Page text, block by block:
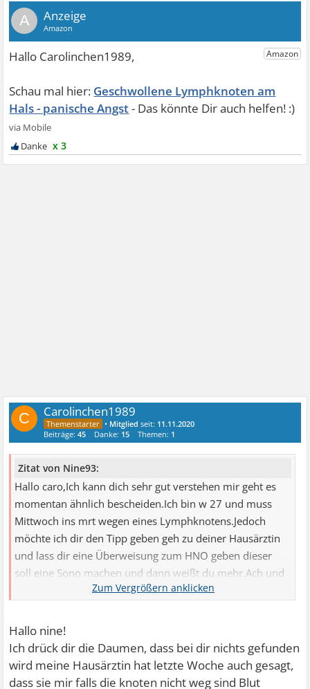
A
Geschwollene Lymphknoten am
Hals - panische Angst
x 3
C Carolinchen1989
• Mitglied seit: 11.11.2020
Beiträge:45 Danke: 15 Themen: 1
Zitat von Nine93:
Hallo caro,Ich kann dich sehr gut verstehen mir geht es
momentan ähnlich bescheiden.Ich bin w 27 und muss
Mittwoch ins mrt wegen eines Lymphknotens.Jedoch
möchte ich dir den Tipp geben geh zu deiner Hausärztin
und lass dir eine Überweisung zum HNO geben dieser
soll eine Sono machen und dann weißt du mehr.Ach und
das brennen hab ich ab und an auch das kommt bei mir
Hallo nine!
Ich drück dir die Daumen, dass bei dir nichts gefunden
wird meine Hausärztin hat letzte Woche auch gesagt,
dass sie mir falls die knoten nicht weg sind Blut